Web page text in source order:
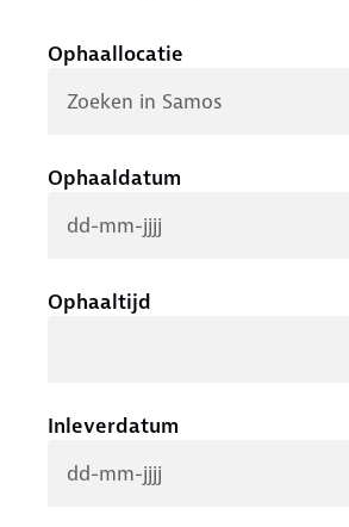
Ophaallocatie
Ophaaldatum
Ophaaltijd
Inleverdatum